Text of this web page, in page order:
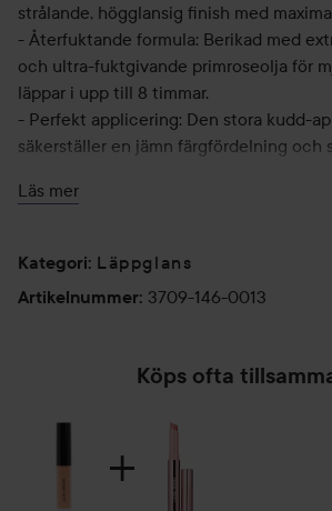
strålande, högglansig finish med
- Återfuktande formula: Berikad med
och ultra-fuktgivande primroseolja för
läppar i upp till 8 timmar.
- Perfekt applicering: Den stora kudd-
säkerställer en jämn färgfördelning och
- Mångsidiga nyanser: 15 tidlösa nyanser
“je ne sais quoi”.
Vad säger användarna:
- Hög glans: 100 % av användarna
- Jämn färgfördelning: 94 % av
glanset ger en jämn och fin
*Baserat på en oberoende amerikansk
Läs mer
Kategori: Läppglans
Artikelnummer: 3709-146-0013
Köps ofta